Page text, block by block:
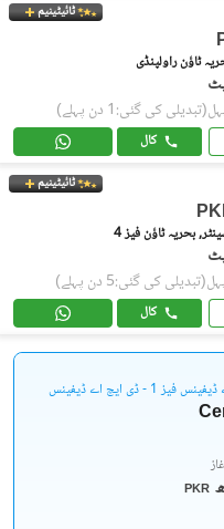
ٹائیٹینیم
(تبدیلی کی گئی:1 دن پہلے)
کال
ٹائیٹینیم
بحریہ ٹاؤن فیز 4
(تبدیلی کی گئی:5 دن پہلے)
کال
1 - ڈی ایچ اے ڈیفینس
PKR